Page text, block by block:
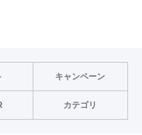
キャンペーン
カテゴリ